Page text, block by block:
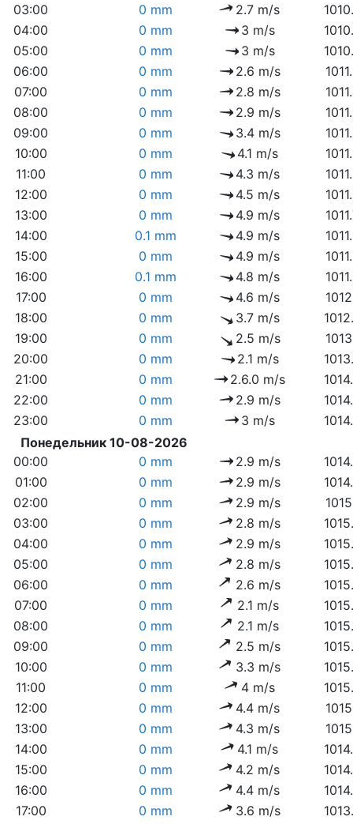
03:00
0 mm 2.7 m/s
04:00
0 mm 3 m/s
05:00
0 mm 3 m/s
06:00
0 mm 2.6 m/s
07:00
0 mm 2.8 m/s
08:00
0 mm 2.9 m/s
09:00
0 mm 3.4 m/s
10:00
0 mm 4.1 m/s
11:00
0 mm 4.3 m/s
12:00
0 mm 4.5 m/s
13:00
0 mm 4.9 m/s
14:00
0.1 mm 4.9 m/s
15:00
0 mm 4.9 m/s
16:00
0.1 mm 4.8 m/s
17:00
0 mm 4.6 m/s
18:00
0 mm 3.7 m/s
19:00
0 mm 2.5 m/s
20:00
0 mm 2.1 m/s
21:00
0 mm 2.6.0 m/s
22:00
0 mm 2.9 m/s
23:00
0 mm 3 m/s
Понедельник 10-08-2026
00:00
0 mm 2.9 m/s
01:00
0 mm 2.9 m/s
02:00
0 mm 2.9 m/s
03:00
0 mm 2.8 m/s
04:00
0 mm 2.9 m/s
05:00
0 mm 2.8 m/s
06:00
0 mm 2.6 m/s
07:00
0 mm 2.1 m/s
08:00
0 mm 2.1 m/s
09:00
0 mm 2.5 m/s
10:00
0 mm 3.3 m/s
11:00
0 mm 4 m/s
12:00
0 mm 4.4 m/s
13:00
0 mm 4.3 m/s
14:00
0 mm 4.1 m/s
15:00
0 mm 4.2 m/s
16:00
0 mm 4.4 m/s
17:00
0 mm 3.6 m/s